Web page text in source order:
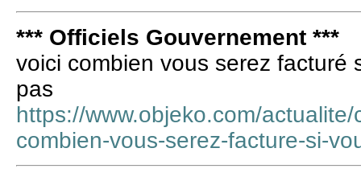
*** Officiels Gouvernement ***
voici combien vous serez facturé
pas
https://www.objeko.com/
combien-vous-serez-facture-si-